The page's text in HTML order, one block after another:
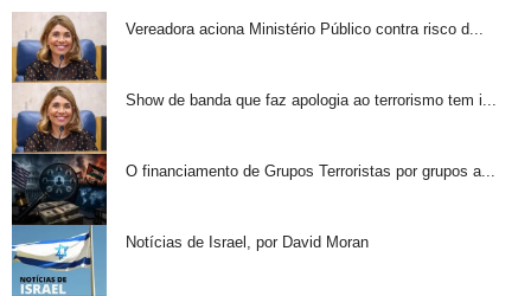
Vereadora aciona Ministério Público contra risco d...
Show de banda que faz apologia ao terrorismo tem i...
O financiamento de Grupos Terroristas por grupos a...
Notícias de Israel, por David Moran